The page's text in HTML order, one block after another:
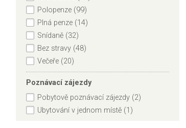
Polopenze (99)
Plná penze (14)
Snídaně (32)
Bez stravy (48)
Večeře (20)
Poznávací zájezdy
Pobytově poznávací zájezdy (2)
Ubytování v jednom místě (1)